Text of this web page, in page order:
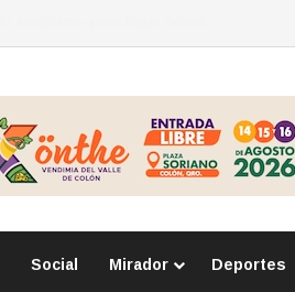
Social Mirador Deportes